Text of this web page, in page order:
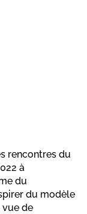
rencontres du
à
du
du modèle
vue de